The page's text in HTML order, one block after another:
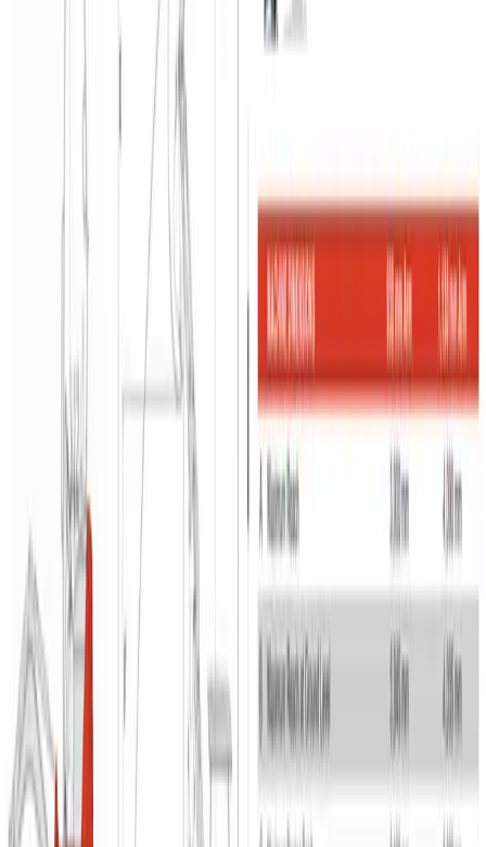
Gravemaskiner under 16 ton
Gravemaskine 1,7 T m. H/K stop - (begrænset antal - kun i
udvalgte afdelinger.)